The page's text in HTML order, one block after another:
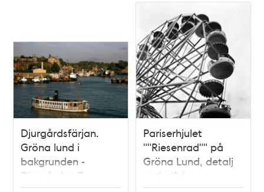
Djurgårdsfärjan.
Gröna lund i
bakgrunden -
Djurgården 7
Pariserhjulet
""Riesenrad"" på
Gröna Lund, detalj
underifrån